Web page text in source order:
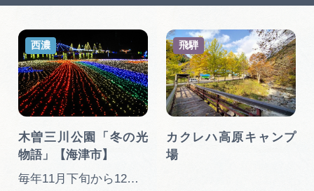
旅行会社・観光事業者の皆様へ
フォトライブラリー
動画ライブラリー
木曽三川公園「冬の光
物語」【海津市】
西濃
毎年11月下旬から12月下旬まで
カクレハ高原キャンプ
場
飛騨